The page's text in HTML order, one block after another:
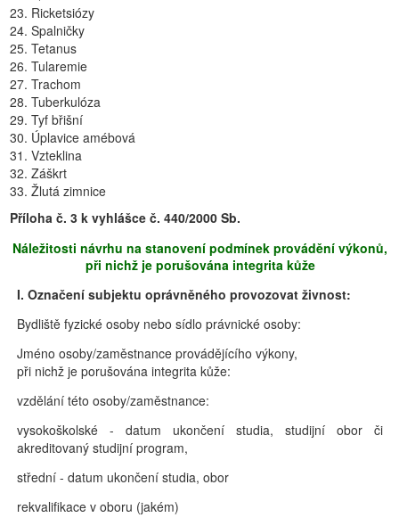
23. Ricketsiózy
24. Spalničky
25. Tetanus
26. Tularemie
27. Trachom
28. Tuberkulóza
29. Tyf břišní
30. Úplavice amébová
31. Vzteklina
32. Záškrt
33. Žlutá zimnice
Příloha č. 3 k vyhlášce č. 440/2000 Sb.
Náležitosti návrhu na stanovení podmínek provádění výkonů,
při nichž je porušována integrita kůže
I. Označení subjektu oprávněného provozovat živnost:
Bydliště fyzické osoby nebo sídlo právnické osoby:
Jméno osoby/zaměstnance provádějícího výkony,
při nichž je porušována integrita kůže:
vzdělání této osoby/zaměstnance:
vysokoškolské - datum ukončení studia, studijní obor či
akreditovaný studijní program,
střední - datum ukončení studia, obor
rekvalifikace v oboru (jakém)